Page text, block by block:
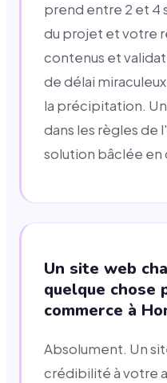
prend entre 2 et 4
du projet et votre
contenus et
de délai
la précipitation.
dans les règles de
solution bâclée en
Un site web
quelque chose
commerce à
Absolument. Un
crédibilité à votre